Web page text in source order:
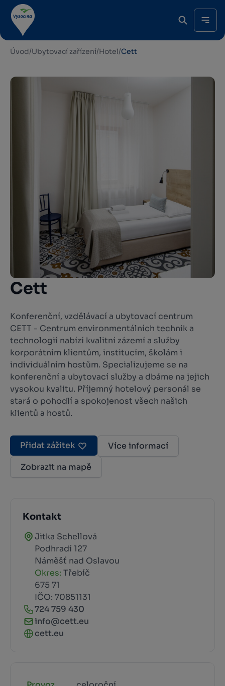
Úvod/Ubytovací zařízení/Hotel/Cett
Cett
Konferenční, vzdělávací a ubytovací centrum
CETT - Centrum environmentálních technik a
technologií nabízí kvalitní zázemí a služby
korporátním klientům, institucím, školám i
individuálním hostům. Specializujeme se na
konferenční a ubytovací služby a dbáme na jejich
vysokou kvalitu. Příjemný hotelový personál se
stará o pohodlí a spokojenost všech našich
klientů a hostů.
Přidat zážitek
Více informací
Zobrazit na mapě
Kontakt
Jitka Schellová
Podhradí 127
Náměšť nad Oslavou
Okres: Třebíč
675 71
IČO: 70851131
724 759 430
info@cett.eu
cett.eu